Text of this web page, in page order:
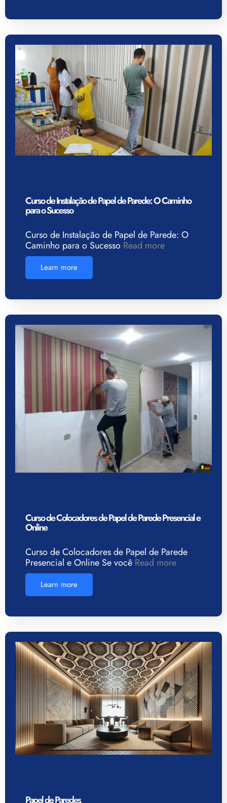
Curso de Instalação de Papel de Parede: O Caminho
para o Sucesso
Curso de Instalação de Papel de Parede: O
Caminho para o Sucesso Read more
Learn more
Curso de Colocadores de Papel de Parede Presencial e
Online
Curso de Colocadores de Papel de Parede
Presencial e Online Se você Read more
Learn more
Papel de Paredes